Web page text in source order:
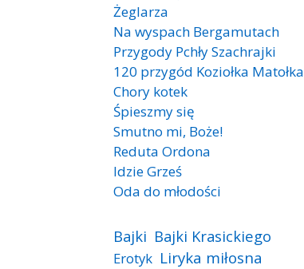
Żeglarza
Na wyspach Bergamutach
Przygody Pchły Szachrajki
120 przygód Koziołka Matołka
Chory kotek
Śpieszmy się
Smutno mi, Boże!
Reduta Ordona
Idzie Grześ
Oda do młodości
Bajki Bajki Krasickiego
Erotyk Liryka miłosna